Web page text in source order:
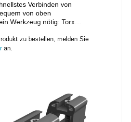
Verbinden von
von oben
Werkzeug nötig: Torx
für alle RAILs (exkl. RAIL
statischen Kennwerten einer
zu bestellen, melden Sie
an.